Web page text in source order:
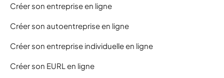
Créer son entreprise en ligne
Créer son autoentreprise en ligne
Créer son entreprise individuelle en ligne
Créer son EURL en ligne